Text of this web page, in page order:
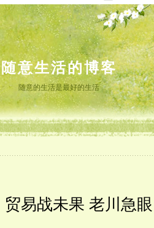
随意生活的博客
随意的生活是最好的生活
贸易战未果 老川急